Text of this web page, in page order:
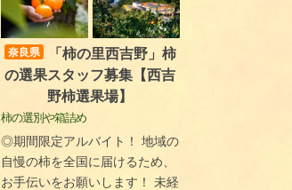
奈良県
「柿の里西吉野」柿
の選果スタッフ募集【西吉
野柿選果場】
柿の選別や箱詰め
◎期間限定アルバイト！ 地域の
自慢の柿を全国に届けるため、
お手伝いをお願いします！ 未経